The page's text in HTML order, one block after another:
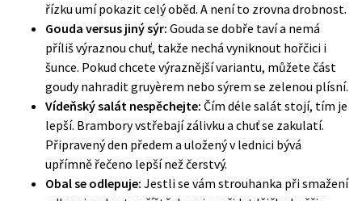
řízku umí pokazit celý oběd. A není to zrovna drobnost.
Gouda versus jiný sýr: Gouda se dobře taví a nemá
příliš výraznou chuť, takže nechá vyniknout hořčici i
šunce. Pokud chcete výraznější variantu, můžete část
goudy nahradit gruyèrem nebo sýrem se zelenou plísní.
Vídeňský salát nespěchejte: Čím déle salát stojí, tím je
lepší. Brambory vstřebají zálivku a chuť se zakulatí.
Připravený den předem a uložený v lednici bývá
upřímně řečeno lepší než čerstvý.
Obal se odlepuje: Jestli se vám strouhanka při smažení